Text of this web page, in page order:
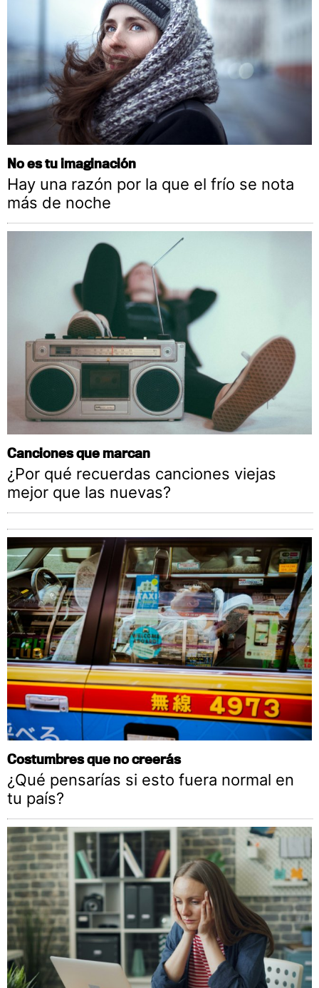
No es tu imaginación
Hay una razón por la que el frío se nota
más de noche
Canciones que marcan
¿Por qué recuerdas canciones viejas
mejor que las nuevas?
Costumbres que no creerás
¿Qué pensarías si esto fuera normal en
tu país?